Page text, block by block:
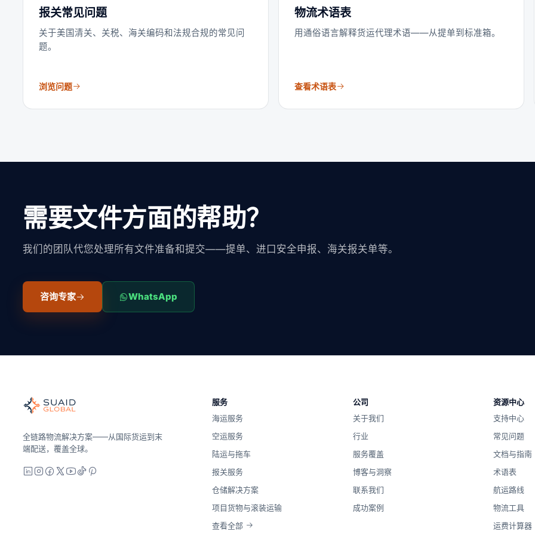
报关常见问题
关于美国清关、关税、海关编码和法规合规的常见问
题。
浏览问题
物流术语表
用通俗语言解释货运代理术语——从提单到标准箱。
查看术语表
需要文件方面的帮助？
我们的团队代您处理所有文件准备和提交——提单、进口安全申报、海关报关单等。
咨询专家 WhatsApp
全球海运、空运、陆运、海关和仓储的独立货运协调者。运营商中立的路由，一支负责任的团队，没有运营商锁定。
海洋、空中和地面——与运营商无关地进行比较，全面报价，并由一支负责任的团队进行挨家挨户的协调。
全链路物流解决方案——从国际货运到末
端配送，覆盖全球。
LinkedIn
Instagram
Facebook
X YouTube
TikTok
服务
海运服务
空运服务
陆运与拖车
报关服务
仓储解决方案
项目货物与滚装运输
查看全部
公司
关于我们
行业
服务覆盖
博客与洞察
联系我们
成功案例
资源中心
支持中心
常见问题
文档与指南
术语表
航运路线
物流工具
运费计算器